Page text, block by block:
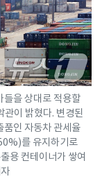
들을 상대로 적용할
이 밝혔다. 변경된
품인 자동차 관세율
를 유지하기로
용 컨테이너가 쌓여